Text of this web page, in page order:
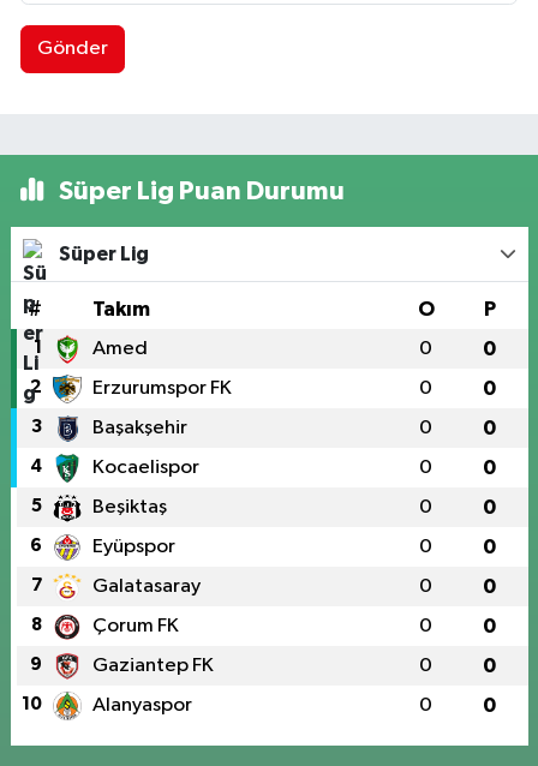
Gönder
Süper Lig Puan Durumu
Süper Lig
# Takım O P
1 Amed 0 0
2 Erzurumspor FK 0 0
3 Başakşehir 0 0
4 Kocaelispor 0 0
5 Beşiktaş 0 0
6 Eyüpspor 0 0
7 Galatasaray 0 0
8 Çorum FK 0 0
9 Gaziantep FK 0 0
10 Alanyaspor 0 0